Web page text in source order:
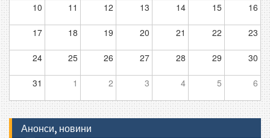
10 11 12 13 14 15 16
17 18 19 20 21 22 23
24 25 26 27 28 29 30
31 1 2 3 4 5 6
Анонси, новини